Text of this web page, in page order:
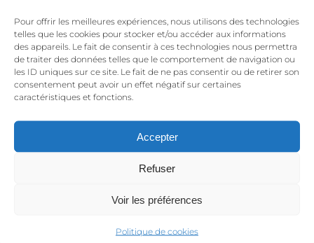
Pour offrir les meilleures expériences, nous utilisons des technologies
telles que les cookies pour stocker et/ou accéder aux informations
des appareils. Le fait de consentir à ces technologies nous permettra
de traiter des données telles que le comportement de navigation ou
les ID uniques sur ce site. Le fait de ne pas consentir ou de retirer son
consentement peut avoir un effet négatif sur certaines
caractéristiques et fonctions.
Accepter
Refuser
Voir les préférences
Politique de cookies
Nombre*